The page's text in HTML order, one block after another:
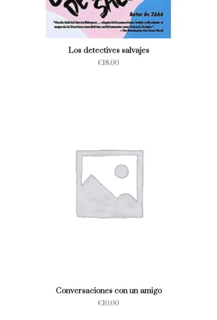
Los detectives salvajes
€18.00
Conversaciones con un amigo
€10.00